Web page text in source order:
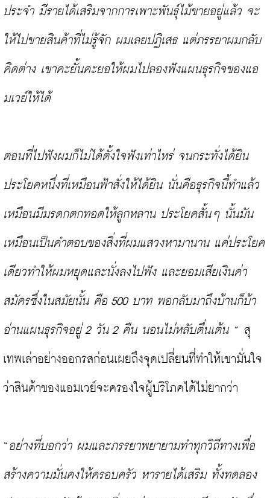
ประจำ มีรายได้เสริมจากการเพาะพันธุ์ไม้ขายอยู่แล้ว จะ
ให้ไปขายสินค้าที่ไม่รู้จัก ผมเลยปฏิเสธ แต่ภรรยาผมกลับ
คิดต่าง เขาคะยั้นคะยอให้ผมไปลองฟังแผนธุรกิจของแอ
มเวย์ให้ได้
ตอนที่ไปฟังผมก็ไม่ได้ตั้งใจฟังเท่าไหร่ จนกระทั่งได้ยิน
ประโยคหนึ่งที่เหมือนฟ้าสั่งให้ได้ยิน นั่นคือธุรกิจนี้ทำแล้ว
เหมือนมีมรดกตกทอดให้ลูกหลาน ประโยคสั้นๆ นั้นมัน
เหมือนเป็นคำตอบของสิ่งที่ผมแสวงหามานาน แค่ประโยค
เดียวทำให้ผมหยุดและนั่งลงไปฟัง และยอมเสียเงินค่า
สมัครซึ่งในสมัยนั้น คือ 500 บาท พอกลับมาถึงบ้านก็บ้า
อ่านแผนธุรกิจอยู่ 2 วัน 2 คืน นอนไม่หลับตื่นเต้น ” สุ
เทพเล่าอย่างออกรสก่อนเผยถึงจุดเปลี่ยนที่ทำให้เขามั่นใจ
ว่าสินค้าของแอมเวย์จะครองใจผู้บริโภคได้ไม่ยากว่า
“ อย่างที่บอกว่า ผมและภรรยาพยายามทำทุกวิถีทางเพื่อ
สร้างความมั่นคงให้ครอบครัว หารายได้เสริม ทั้งทดลอง